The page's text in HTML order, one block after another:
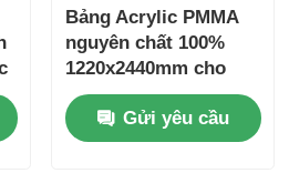
Bảng Acrylic PMMA
nguyên chất 100%
1220x2440mm cho
hiệu suất cắt laser
vượt trộiGửi yêu cầu